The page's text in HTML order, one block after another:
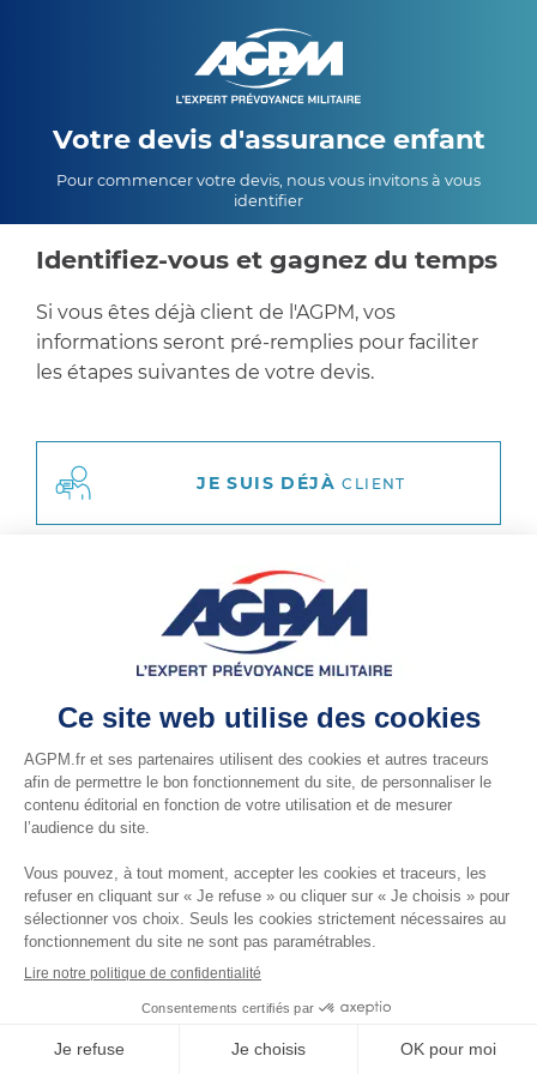
Votre devis d'assurance enfant
Pour commencer votre devis, nous vous invitons à vous
identifier
Identifiez-vous et gagnez du temps
Si vous êtes déjà client de l'AGPM, vos
informations seront pré-remplies pour faciliter
les étapes suivantes de votre devis.
JE SUIS DÉJÀ CLIENT
JE NE SUIS PAS ENCORE CLIENT
© AGPM 2026 |Mentions légales|Contact